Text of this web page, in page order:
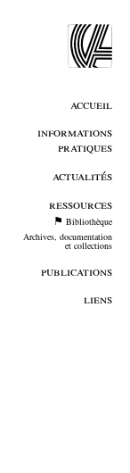
accueil
informations
pratiques
actualités
ressources
Bibliothèque
Archives, documentation
et collections
publications
liens